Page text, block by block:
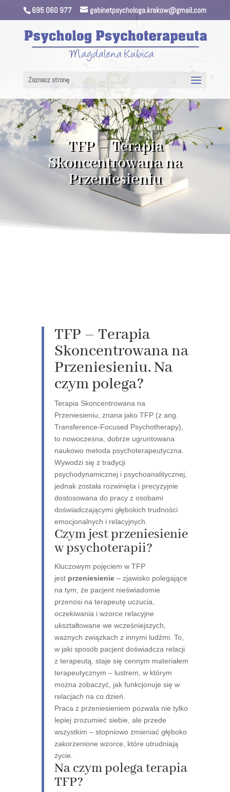
695 060 977 gabinetpsychologa.krakow@gmail.com
Zaznacz stronę
TFP – Terapia
Skoncentrowana na
Przeniesieniu
TFP – Terapia
Skoncentrowana na
Przeniesieniu. Na
czym polega?
Terapia Skoncentrowana na
Przeniesieniu, znana jako TFP (z ang.
Transference-Focused Psychotherapy),
to nowoczesna, dobrze ugruntowana
naukowo metoda psychoterapeutyczna.
Wywodzi się z tradycji
psychodynamicznej i psychoanalitycznej,
jednak została rozwinięta i precyzyjnie
dostosowana do pracy z osobami
doświadczającymi głębokich trudności
emocjonalnych i relacyjnych.
Czym jest przeniesienie
w psychoterapii?
Kluczowym pojęciem w TFP
jest przeniesienie – zjawisko polegające
na tym, że pacjent nieświadomie
przenosi na terapeutę uczucia,
oczekiwania i wzorce relacyjne
ukształtowane we wcześniejszych,
ważnych związkach z innymi ludźmi. To,
w jaki sposób pacjent doświadcza relacji
z terapeutą, staje się cennym materiałem
terapeutycznym – lustrem, w którym
można zobaczyć, jak funkcjonuje się w
relacjach na co dzień.
Praca z przeniesieniem pozwala nie tylko
lepiej zrozumieć siebie, ale przede
wszystkim – stopniowo zmieniać głęboko
zakorzenione wzorce, które utrudniają
życie.
Na czym polega terapia
TFP?